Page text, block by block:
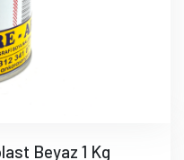
Beyaz 1 Kg